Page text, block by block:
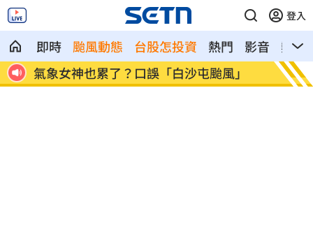
登入
即時 颱風動態 台股怎投資 熱門 影音
熱搜
徵
氣象女神也累了？口誤「白沙屯颱風」
酸民
嗆